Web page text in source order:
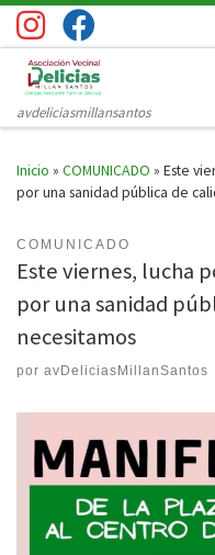
Saltar al contenido
avdeliciasmillansantos
Inicio » COMUNICADO » Este
por una sanidad pública de
COMUNICADO
Este viernes, lucha
por una sanidad
necesitamos
por avDeliciasMillanSantos